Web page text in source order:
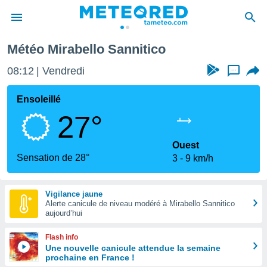
de
Météo Mirabello Sannitico
08:12 Vendredi ...
Ensoleillé
27°
Sensation de 28°
Ouest
3
9 km/h
Vigilance jaune
Alerte canicule de niveau modéré à Mirabello Sannitico
aujourd’hui
Flash info
Une nouvelle canicule attendue la semaine
prochaine en France !